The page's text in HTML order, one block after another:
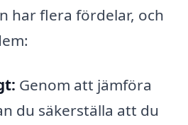
har flera fördelar, och
Genom att jämföra
du säkerställa att du